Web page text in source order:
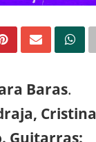
Baras.
Cristina
Guitarras: